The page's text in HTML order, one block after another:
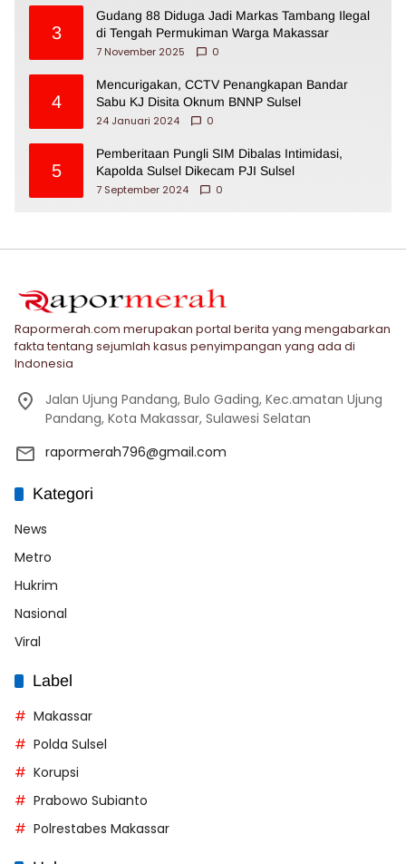
3
Gudang 88 Diduga Jadi Markas Tambang Ilegal
di Tengah Permukiman Warga Makassar
7 November 2025
0
4
Mencurigakan, CCTV Penangkapan Bandar
Sabu KJ Disita Oknum BNNP Sulsel
24 Januari 2024
0
5
Pemberitaan Pungli SIM Dibalas Intimidasi,
Kapolda Sulsel Dikecam PJI Sulsel
7 September 2024
0
Rapormerah.com merupakan portal berita yang mengabarkan
fakta tentang sejumlah kasus penyimpangan yang ada di
Indonesia
Jalan Ujung Pandang, Bulo Gading, Kec.amatan Ujung
Pandang, Kota Makassar, Sulawesi Selatan
rapormerah796@gmail.com
Kategori
News
Metro
Hukrim
Nasional
Viral
Label
Makassar
Polda Sulsel
Korupsi
Prabowo Subianto
Polrestabes Makassar